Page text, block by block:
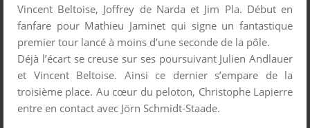
Vincent Beltoise, Joffrey de Narda et Jim Pla. Début en
fanfare pour Mathieu Jaminet qui signe un fantastique
premier tour lancé à moins d’une seconde de la pôle.
Déjà l’écart se creuse sur ses poursuivant Julien Andlauer
et Vincent Beltoise. Ainsi ce dernier s’empare de la
troisième place. Au cœur du peloton, Christophe Lapierre
entre en contact avec Jörn Schmidt-Staade.